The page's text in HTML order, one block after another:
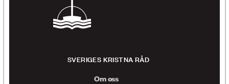
SVERIGES KRISTNA RÅD
Om oss